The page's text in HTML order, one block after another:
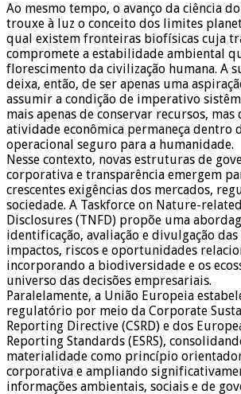
Ao mesmo tempo, o avanço da ciência
trouxe à luz o conceito dos limites
qual existem fronteiras biofísicas cuja
compromete a estabilidade ambiental
florescimento da civilização humana. A
deixa, então, de ser apenas uma
assumir a condição de imperativo
mais apenas de conservar recursos, mas
atividade econômica permaneça dentro
operacional seguro para a humanidade.
Nesse contexto, novas estruturas de
corporativa e transparência emergem
crescentes exigências dos mercados,
sociedade. A Taskforce on Nature-
Disclosures (TNFD) propõe uma
identificação, avaliação e divulgação das
impactos, riscos e oportunidades
incorporando a biodiversidade e os
universo das decisões empresariais.
Paralelamente, a União Europeia
regulatório por meio da Corporate
Reporting Directive (CSRD) e dos
Reporting Standards (ESRS),
materialidade como princípio
corporativa e ampliando
informações ambientais, sociais e de